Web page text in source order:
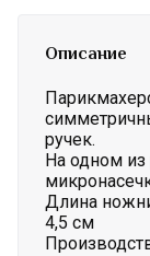
Описание
ручек.
На одном
Длина
4,5 см